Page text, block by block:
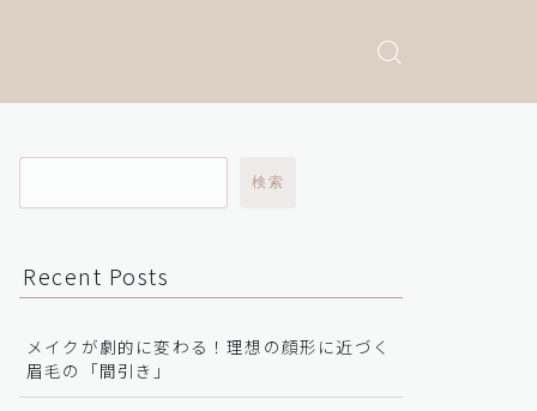
検索
Recent Posts
メイクが劇的に変わる！理想の顔形に近づく
眉毛の「間引き」